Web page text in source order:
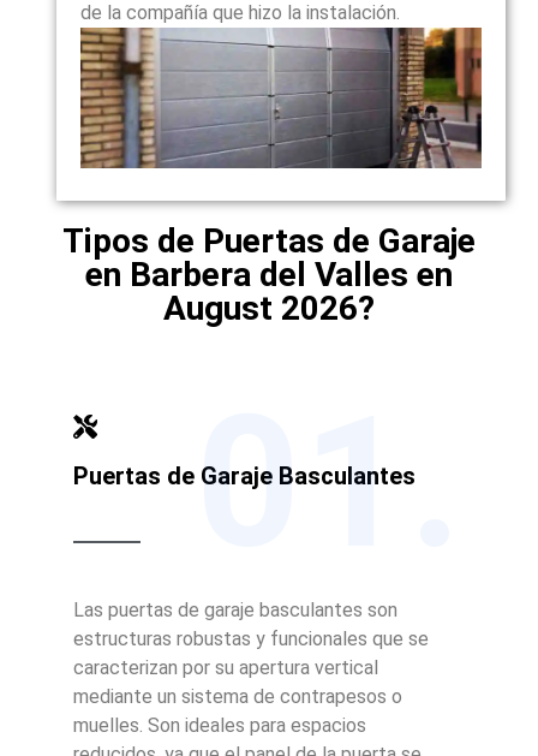
de la compañía que hizo la instalación.
Tipos de Puertas de Garaje
en Barbera del Valles en
August 2026?
Puertas de Garaje Basculantes
01.
Las puertas de garaje basculantes son
estructuras robustas y funcionales que se
caracterizan por su apertura vertical
mediante un sistema de contrapesos o
muelles. Son ideales para espacios